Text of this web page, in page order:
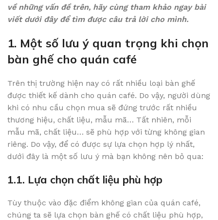
về những vấn đề trên, hãy cùng tham khảo ngay bài
viết dưới đây để tìm được câu trả lời cho mình.
1. Một số lưu ý quan trọng khi chọn
bàn ghế cho quán café
Trên thị trường hiện nay có rất nhiều loại bàn ghế
được thiết kế dành cho quán café. Do vậy, người dùng
khi có nhu cầu chọn mua sẽ đứng trước rất nhiều
thương hiệu, chất liệu, mẫu mã… Tất nhiên, mỗi
mẫu mã, chất liệu… sẽ phù hợp với từng không gian
riêng. Do vậy, để có được sự lựa chọn hợp lý nhất,
dưới đây là một số lưu ý mà bạn không nên bỏ qua:
1.1. Lựa chọn chất liệu phù hợp
Tùy thuộc vào đặc điểm không gian của quán café,
chúng ta sẽ lựa chọn bàn ghế có chất liệu phù hợp,